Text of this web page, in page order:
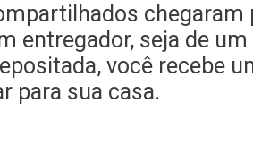
chegaram
entregador, seja de
você recebe
para sua casa.